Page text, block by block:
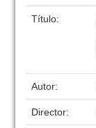
Título:
Autor:
Director: